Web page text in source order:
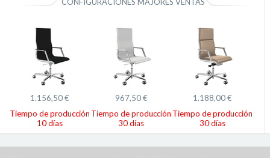
1.156,50 €
Tiempo de producción
10 días
967,50 €
Tiempo de producción
30 días
1.188,00 €
Tiempo de producción
30 días